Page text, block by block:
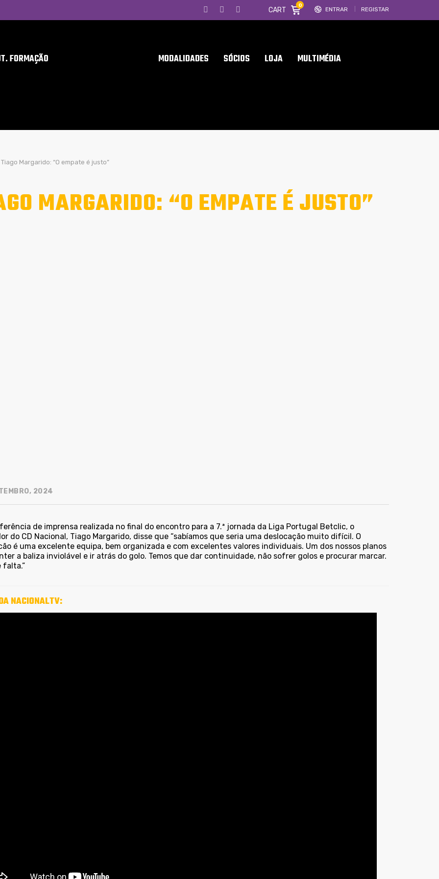
ENTRAR REGISTAR
CART
0
FORMAÇÃO MODALIDADES SÓCIOS LOJA MULTIMÉDIA
Tiago Margarido: “O empate é justo”
MARGARIDO: “O EMPATE É JUSTO”
2024
de imprensa realizada no final do encontro para a 7.ª jornada da Liga Portugal Betclic, o
do CD Nacional, Tiago Margarido, disse que “sabíamos que seria uma deslocação muito difícil. O
é uma excelente equipa, bem organizada e com excelentes valores individuais. Um dos nossos planos
a baliza inviolável e ir atrás do golo. Temos que dar continuidade, não sofrer golos e procurar marcar.
falta.”
NACIONALTV: